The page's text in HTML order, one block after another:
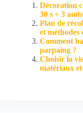
Décoration
30 s + 3
Plan de
et méthodes
Comment
parpaing ?
Choisir la
matériaux